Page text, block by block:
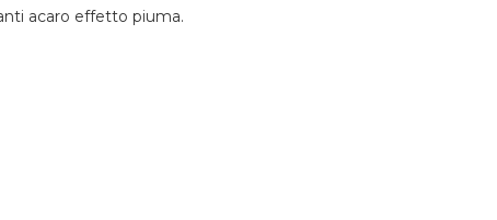
acaro effetto piuma.